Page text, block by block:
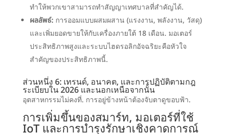
ทำให้พวกเขาสามารถทำสัญญาเทศบาลที่สำคัญได้.
ผลลัพธ์: การออมแบบผสมผสาน (แรงงาน, พลังงาน, วัสดุ)
และเพิ่มยอดขายให้กับเครื่องภายใต้ 18 เดือน. มอเตอร์
ประสิทธิภาพสูงและระบบไฮดรอลิกอัจฉริยะคือหัวใจ
สำคัญของประสิทธิภาพนี้.
ส่วนหนึ่ง 6: เทรนด์, อนาคต, และการปฏิบัติตามกฎ
ระเบียบใน 2026 และนอกเหนือจากนั้น
อุตสาหกรรมไม่คงที่. การอยู่ข้างหน้าต้องจับตาดูขอบฟ้า.
การเพิ่มขึ้นของสมาร์ท, มอเตอร์ที่ใช้
IoT และการบำรุงรักษาเชิงคาดการณ์